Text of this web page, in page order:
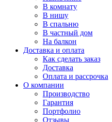
В комнату
В нишу
В спальню
В частный дом
На балкон
Доставка и оплата
Как сделать заказ
Доставка
Оплата и рассрочка
О компании
Производство
Гарантия
Портфолио
Отзывы